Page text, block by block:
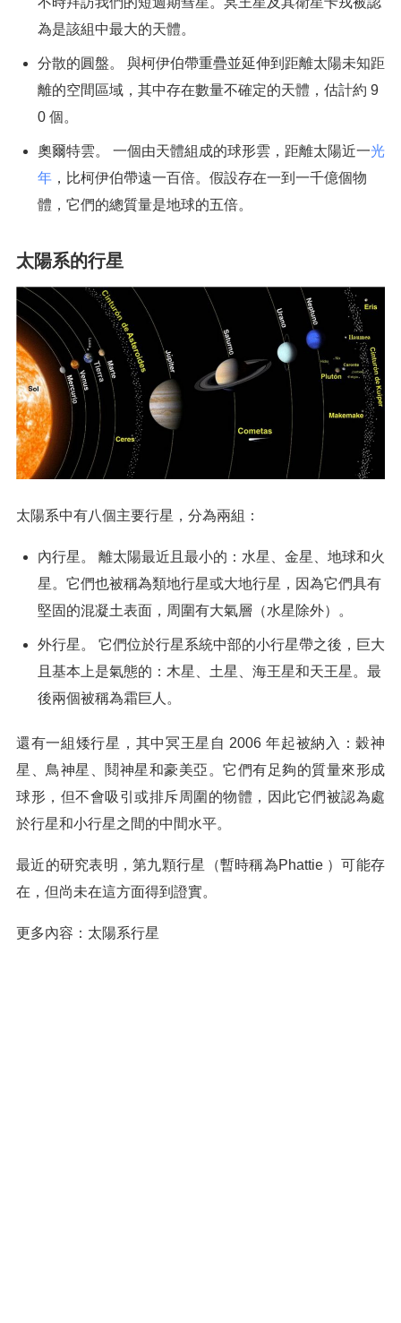
為是該組中最大的天體。
分散的圓盤。 與柯伊伯帶重疊並延伸到距離太陽未知距
離的空間區域，其中存在數量不確定的天體，估計約 9
0 個。
奧爾特雲。 一個由天體組成的球形雲，距離太陽近一光
年 ，比柯伊伯帶遠一百倍。假設存在一到一千億個物
體，它們的總質量是地球的五倍。
太陽系的行星
太陽系中有八個主要行星，分為兩組：
內行星。 離太陽最近且最小的：水星、金星、地球和火
星。它們也被稱為類地行星或大地行星，因為它們具有
堅固的混凝土表面，周圍有大氣層（水星除外）。
外行星。 它們位於行星系統中部的小行星帶之後，巨大
且基本上是氣態的：木星、土星、海王星和天王星。最
後兩個被稱為霜巨人。
還有一組矮行星，其中冥王星自 2006 年起被納入：穀神
星、鳥神星、鬩神星和豪美亞。它們有足夠的質量來形成
球形，但不會吸引或排斥周圍的物體，因此它們被認為處
於行星和小行星之間的中間水平。
最近的研究表明，第九顆行星（暫時稱為Phattie ）可能存
在，但尚未在這方面得到證實。
更多內容：太陽系行星